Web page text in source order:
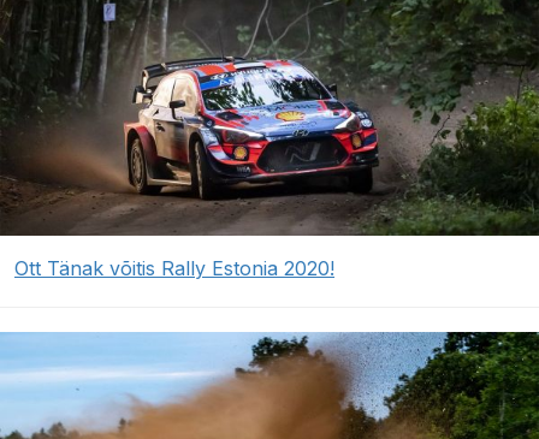
Ott Tänak võitis Rally Estonia 2020!